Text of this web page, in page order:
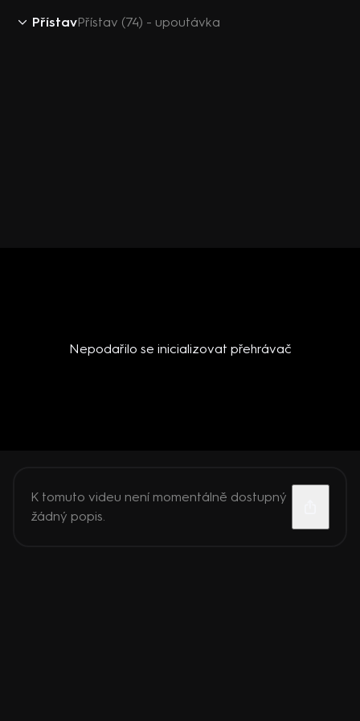
PřístavPřístav (74) - upoutávka
Nepodařilo se inicializovat přehrávač
K tomuto videu není momentálně dostupný
žádný popis.